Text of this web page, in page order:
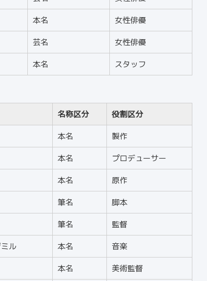
本名 女性俳優
芸名 女性俳優
本名 スタッフ
名称区分 役割区分
本名 製作
本名 プロデューサー
本名 原作
筆名 脚本
筆名 監督
ル 本名 音楽
本名 美術監督